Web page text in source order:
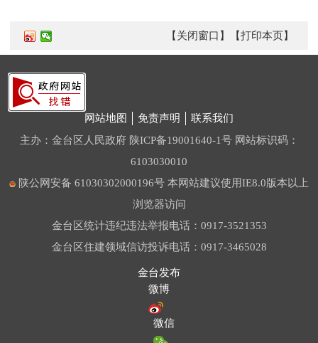
【打印本页】
【关闭窗口】
网站地图 免责声明
联系我们
主办：金台区人民政府 陕ICP备19001640-1号 网站标识码：
6103030010
陕公网安备 61030302000196号 本网站建议使用IE8.0版本以上
浏览器访问
金台区统计违纪违法举报电话：0917-3521353
金台区住建领域信访投诉电话：0917-3465028
金台发布
微博
微信